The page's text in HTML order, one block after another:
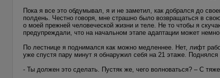
Пока я все это обдумывал, я и не заметил, как добрался до
полдень. Честно говоря, мне страшно было возвращаться в
о моей прежней человеческой жизни и теле. Не то чтобы я
предупреждали, что на начальном этапе адаптации может
По лестнице я поднимался как можно медленнее. Нет, лифт
уже спустя пару минут я обнаружил себя на 21 этаже.
- Ты должен это сделать. Пустяк же, чего волноваться? – С